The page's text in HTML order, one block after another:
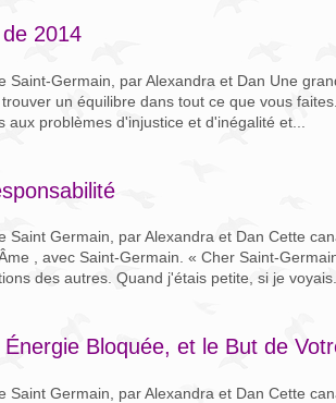
2014
Saint-Germain, par Alexandra et Dan Une
un équilibre dans tout ce que vous
aux problèmes d'injustice et d'inégalité et...
Saint Germain, par Alexandra et Dan Cette
, avec Saint-Germain. « Cher Saint-
des autres. Quand j'étais petite, si je
Bloquée, et le But de
Saint Germain, par Alexandra et Dan Cette